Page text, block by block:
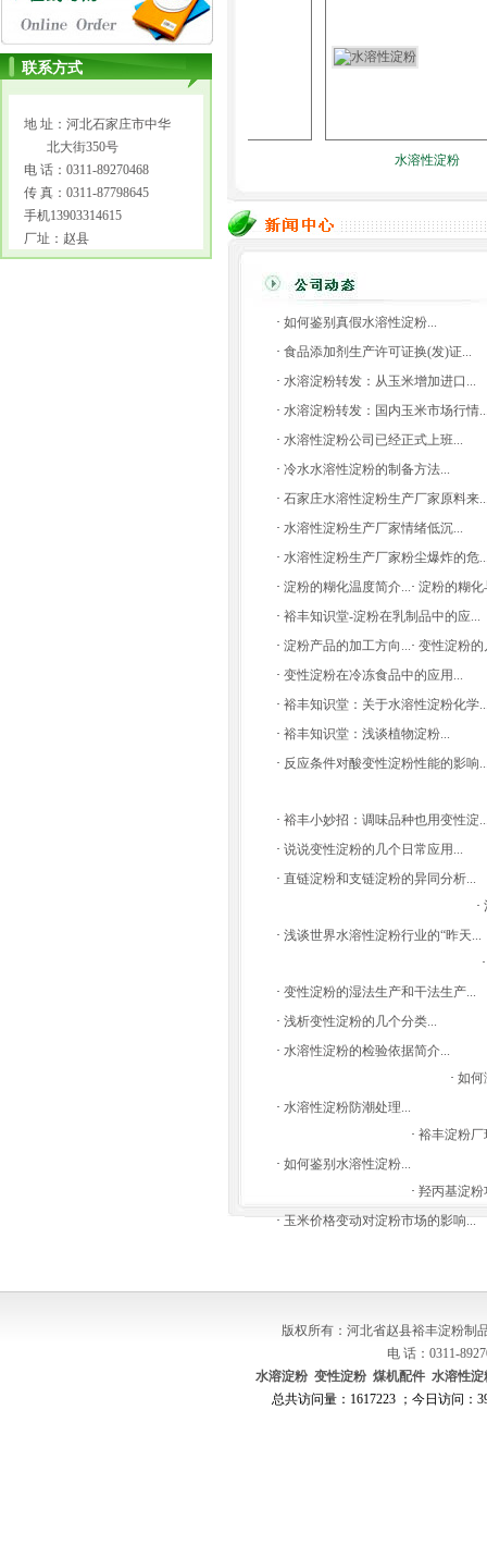
联系方式
地 址：河北石家庄市中华
北大街350号
电 话：0311-89270468
传 真：0311-87798645
手机13903314615
厂址：赵县
水溶性淀粉
· 如何鉴别真假水溶性淀粉...
· 食品添加剂生产许可证换(发)证...
· 水溶淀粉转发：从玉米增加进口...
· 水溶淀粉转发：国内玉米市场行情
· 水溶性淀粉公司已经正式上班...
· 冷水水溶性淀粉的制备方法...
· 石家庄水溶性淀粉生产厂家原料来
· 水溶性淀粉生产厂家情绪低沉...
· 水溶性淀粉生产厂家粉尘爆炸的危
· 淀粉的糊化温度简介...· 淀粉的糊化
· 裕丰知识堂-淀粉在乳制品中的应...
· 淀粉产品的加工方向...· 变性淀粉的
· 变性淀粉在冷冻食品中的应用...
· 裕丰知识堂：关于水溶性淀粉化学
· 裕丰知识堂：浅谈植物淀粉...
· 反应条件对酸变性淀粉性能的影响
· 裕丰小妙招：调味品种也用变性淀
· 说说变性淀粉的几个日常应用...
· 直链淀粉和支链淀粉的异同分析...
·
· 浅谈世界水溶性淀粉行业的“昨天...
· 变性淀粉的湿法生产和干法生产...
· 浅析变性淀粉的几个分类...
· 水溶性淀粉的检验依据简介...
· 如何
· 水溶性淀粉防潮处理...
· 裕丰淀粉厂
· 如何鉴别水溶性淀粉...
· 羟丙基淀粉
· 玉米价格变动对淀粉市场的影响...
版权所有：河北省赵县裕丰淀粉
电 话：0311-
水溶淀粉 变性淀粉 煤机配件 水溶性淀
总共访问量：1617223 ；今日访问：